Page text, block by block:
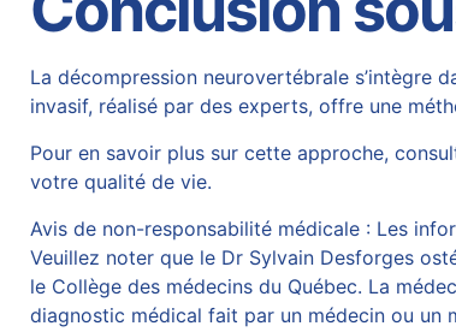
La décompression neurovertébrale s’intègre
invasif, réalisé par des experts, offre une
Pour en savoir plus sur cette approche,
votre qualité de vie.
Avis de non-responsabilité médicale : Les
Veuillez noter que le Dr Sylvain Desforges
le Collège des médecins du Québec. La
diagnostic médical fait par un médecin ou un